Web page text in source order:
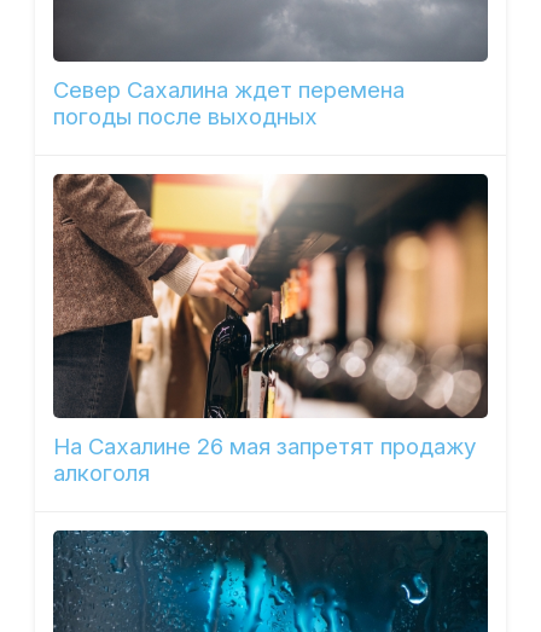
Север Сахалина ждет перемена
погоды после выходных
На Сахалине 26 мая запретят продажу
алкоголя